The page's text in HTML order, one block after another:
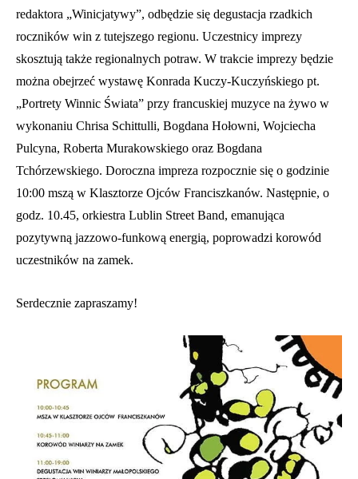
redaktora „Winicjatywy”, odbędzie się degustacja rzadkich
roczników win z tutejszego regionu. Uczestnicy imprezy
skosztują także regionalnych potraw. W trakcie imprezy będzie
można obejrzeć wystawę Konrada Kuczy-Kuczyńskiego pt.
„Portrety Winnic Świata” przy francuskiej muzyce na żywo w
wykonaniu Chrisa Schittulli, Bogdana Hołowni, Wojciecha
Pulcyna, Roberta Murakowskiego oraz Bogdana
Tchórzewskiego. Doroczna impreza rozpocznie się o godzinie
10:00 mszą w Klasztorze Ojców Franciszkanów. Następnie, o
godz. 10.45, orkiestra Lublin Street Band, emanująca
pozytywną jazzowo-funkową energią, poprowadzi korowód
uczestników na zamek.
Serdecznie zapraszamy!